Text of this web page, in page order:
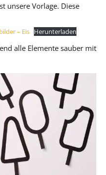
unsere Vorlage. Diese
– Eis Herunterladen
alle Elemente sauber mit